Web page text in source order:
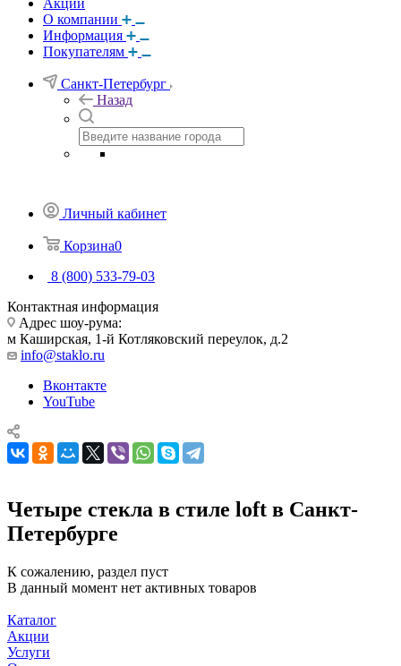
Акции
О компании
Информация
Покупателям
Санкт-Петербург
Назад
Личный кабинет
Корзина0
8 (800) 533-79-03
Контактная информация
Адрес шоу-рума:
м Каширская, 1-й Котляковский переулок, д.2
info@staklo.ru
Вконтакте
YouTube
Четыре стекла в стиле loft в Санкт-
Петербурге
К сожалению, раздел пуст
В данный момент нет активных товаров
Каталог
Акции
Услуги